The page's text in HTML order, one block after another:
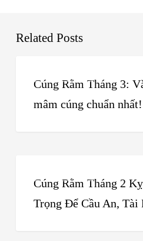
Related Posts
Cúng Rằm Tháng 3:
mâm cúng chuẩn nhất!
Tháng
Cúng Rằm Tháng 2
Trọng Để Cầu An, Tài